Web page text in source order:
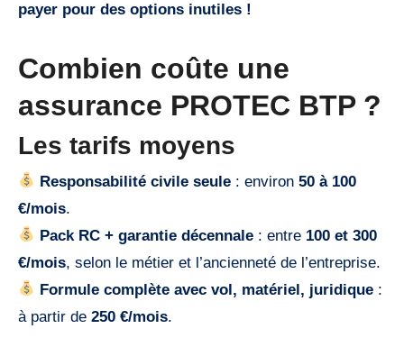
payer pour des options inutiles !
Combien coûte une
assurance PROTEC BTP ?
Les tarifs moyens
Responsabilité civile seule : environ50 à 100
€/mois.
Pack RC + garantie décennale : entre 100 et 300
€/mois, selon le métier et l’ancienneté de l’entreprise.
Formule complète avec vol, matériel, juridique :
à partir de 250 €/mois.